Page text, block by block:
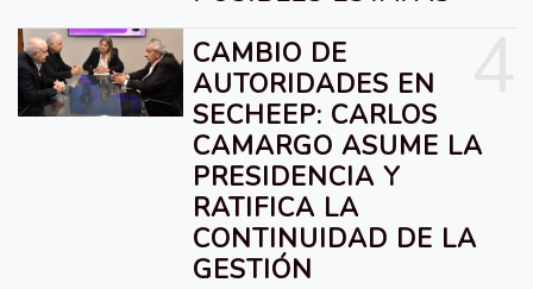
CAMBIO DE
AUTORIDADES EN
SECHEEP: CARLOS
CAMARGO ASUME LA
PRESIDENCIA Y
RATIFICA LA
CONTINUIDAD DE LA
GESTIÓN